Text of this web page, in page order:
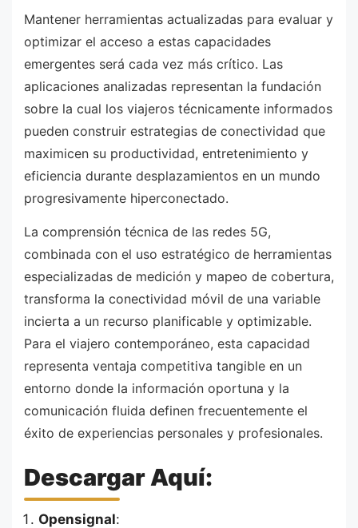
Mantener herramientas actualizadas para evaluar y
optimizar el acceso a estas capacidades
emergentes será cada vez más crítico. Las
aplicaciones analizadas representan la fundación
sobre la cual los viajeros técnicamente informados
pueden construir estrategias de conectividad que
maximicen su productividad, entretenimiento y
eficiencia durante desplazamientos en un mundo
progresivamente hiperconectado.
La comprensión técnica de las redes 5G,
combinada con el uso estratégico de herramientas
especializadas de medición y mapeo de cobertura,
transforma la conectividad móvil de una variable
incierta a un recurso planificable y optimizable.
Para el viajero contemporáneo, esta capacidad
representa ventaja competitiva tangible en un
entorno donde la información oportuna y la
comunicación fluida definen frecuentemente el
éxito de experiencias personales y profesionales.
Descargar Aquí:
Opensignal: